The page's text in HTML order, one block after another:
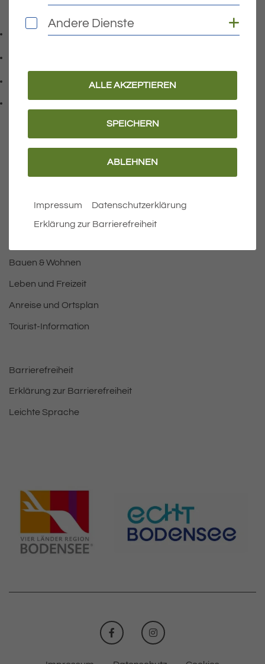
07541 9708-0
Telefonnummer: 0 7 5 4 1 9 7 0 8 0
info@eriskirch.de
E-Mail Adresse: info@eriskirch.de
Adresse:
Wichtige Links
Öffnungszeiten Rathaus
Bauen & Wohnen
Leben und Freizeit
Anreise und Ortsplan
Tourist-Information
Barrierefreiheit
Erklärung zur Barrierefreiheit
Leichte Sprache
FACEBOOKINSTAGRAM
Andere Dienste
Andere Dienste
ALLE AKZEPTIEREN
SPEICHERN
ABLEHNEN
Impressum
Datenschutzerklärung
Erklärung zur Barrierefreiheit